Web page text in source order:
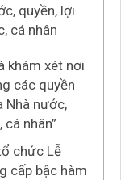
quyền, lợi
cá nhân
khám xét nơi
các quyền
Nhà nước,
nhân”
chức Lễ
cấp bậc hàm